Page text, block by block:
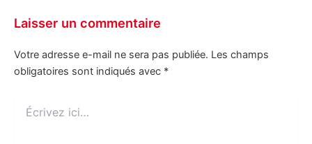
Laisser un commentaire
Votre adresse e-mail ne sera pas publiée. Les champs
obligatoires sont indiqués avec *
ici…